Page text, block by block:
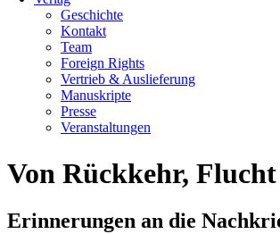
Geschichte
Kontakt
Team
Foreign Rights
Vertrieb & Auslieferung
Manuskripte
Presse
Veranstaltungen
Von Rückkehr,
Erinnerungen an die